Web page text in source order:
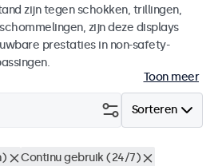
zijn tegen schokken, trillingen,
zijn deze displays
prestaties in non-safety-
Toon meer
Sorteren
Continu gebruik (24/7)